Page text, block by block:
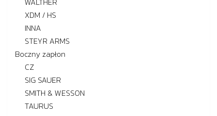
XDM / HS
INNA
STEYR ARMS
Boczny zapłon
CZ
SIG SAUER
SMITH & WESSON
TAURUS